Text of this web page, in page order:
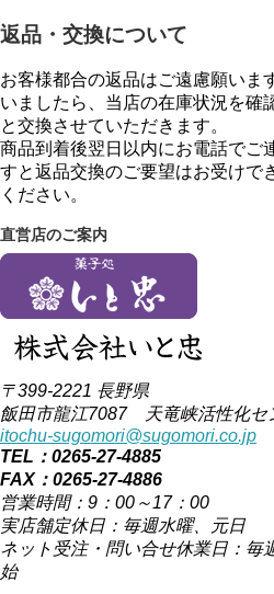
返品・交換について
お客様都合の返品はご遠慮願いま
いましたら、当店の在庫状況を確
と交換させていただきます。
商品到着後翌日以内にお電話でご
すと返品交換のご要望はお受けで
ください。
直営店のご案内
〒399-2221 長野県
飯田市龍江7087 天竜峡活性化セ
itochu-sugomori@sugomori.co.jp
TEL：0265-27-4885
FAX：0265-27-4886
営業時間：9：00～17：00
実店舗定休日：毎週水曜、元日
ネット受注・問い合せ休業日：毎
始